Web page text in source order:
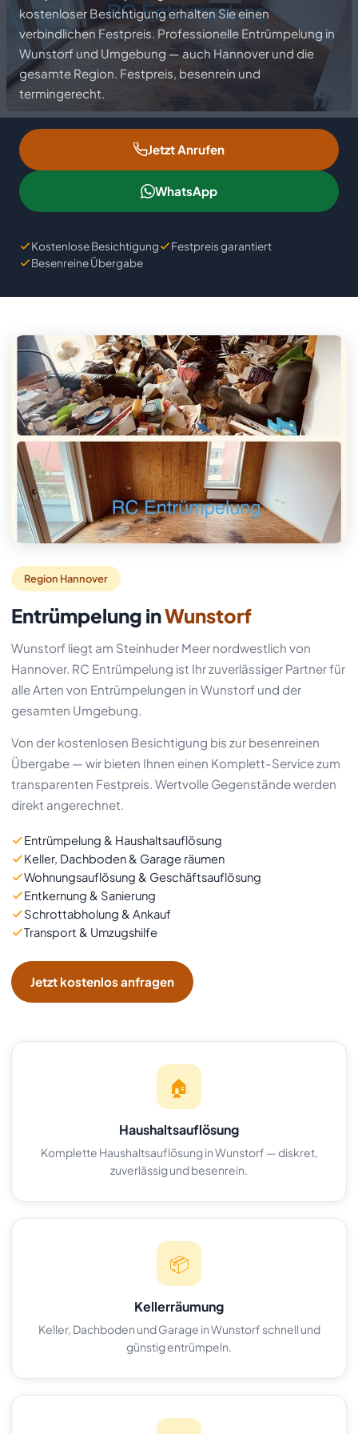
Büroräumung
Kellerentrümpelung
Dachbodenräumung
Garagenentrümpelung
Gartenentrümpelung
Lagerentrümpelung
Hallentrümpelung
Hausabriss
Badezimmer-Rückbau
Demontage
Maschinenausbau
Ratgeber
FAQ
Einzugsgebiete
Über uns
Kontakt
📋 Gratis Angebot anfordern
kostenloser Besichtigung erhalten Sie einen
verbindlichen Festpreis. Professionelle Entrümpelung in
Wunstorf und Umgebung — auch Hannover und die
gesamte Region. Festpreis, besenrein und
termingerecht.
Jetzt Anrufen
WhatsApp
Kostenlose Besichtigung
Festpreis garantiert
Besenreine Übergabe
Region Hannover
Entrümpelung inWunstorf
Wunstorf liegt am Steinhuder Meer nordwestlich von
Hannover. RC Entrümpelung ist Ihr zuverlässiger Partner für
alle Arten von Entrümpelungen in Wunstorf und der
gesamten Umgebung.
Von der kostenlosen Besichtigung bis zur besenreinen
Übergabe — wir bieten Ihnen einen Komplett-Service zum
transparenten Festpreis. Wertvolle Gegenstände werden
direkt angerechnet.
Entrümpelung & Haushaltsauflösung
Keller, Dachboden & Garage räumen
Wohnungsauflösung & Geschäftsauflösung
Entkernung & Sanierung
Schrottabholung & Ankauf
Transport & Umzugshilfe
Jetzt kostenlos anfragen
🏠
Haushaltsauflösung
Komplette Haushaltsauflösung in Wunstorf — diskret,
zuverlässig und besenrein.
📦
Kellerräumung
Keller, Dachboden und Garage in Wunstorf schnell und
günstig entrümpeln.